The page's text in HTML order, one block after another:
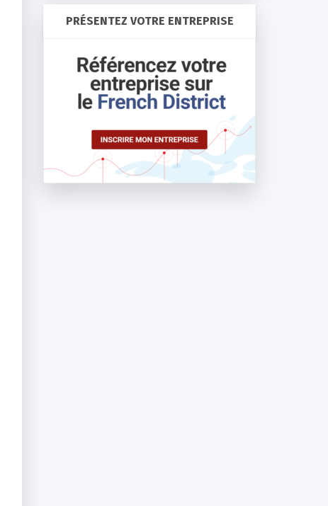
PRÉSENTEZ VOTRE ENTREPRISE